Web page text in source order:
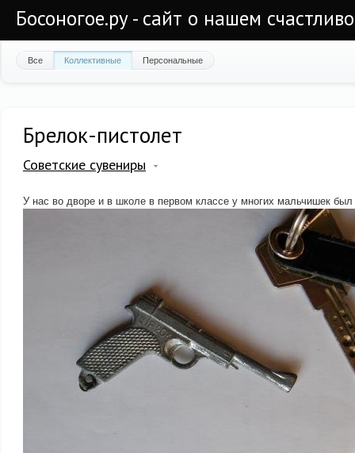
Босоногое.ру - сайт о нашем
Все Коллективные Персональные
Брелок-пистолет
Советские сувениры
У нас во дворе и в школе в первом классе у многих мальчишек был